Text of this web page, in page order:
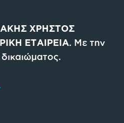
ΧΡΗΣΤΟΣ
ΕΤΑΙΡΕΙΑ. Με την